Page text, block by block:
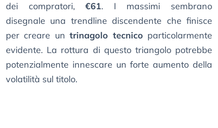
dei compratori,€61. I massimi sembrano
disegnale una trendline discendente che finisce
per creare untrinagolo tecnico particolarmente
evidente. La rottura di questo triangolo potrebbe
potenzialmente innescare un forte aumento della
volatilità sul titolo.